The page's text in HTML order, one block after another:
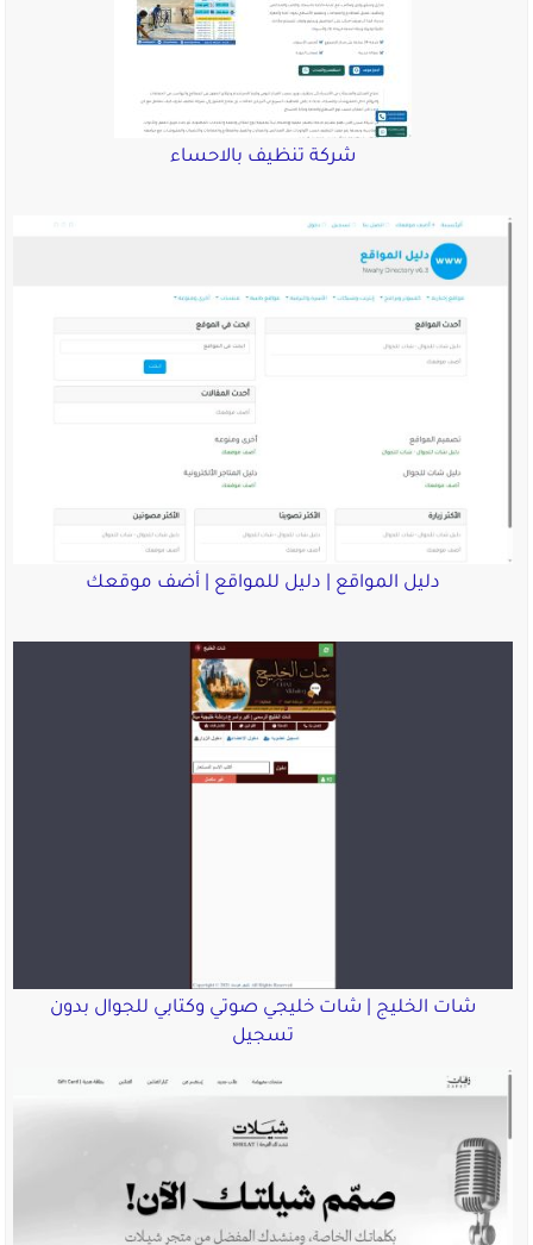
شركة تنظيف بالاحساء
دليل المواقع | دليل للمواقع | أضف موقعك
شات الخليج | شات خليجي صوتي وكتابي للجوال بدون
تسجيل